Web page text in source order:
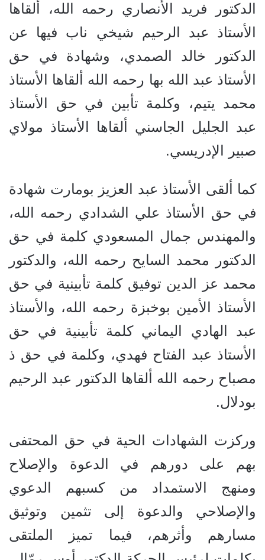
الدكتور فريد الأنصاري رحمه الله، ألقاها
الأستاذ عبد الرحيم شيخي ناب فيها عن
الدكتور خالد الصمدي، وشهادة في حق
الأستاذ عبد الله بها رحمه الله ألقاها الأستاذ
محمد يتيم، وكلمة تأبين في حق الأستاذ
عبد الجليل الجاسني ألقاها الأستاذ مولاي
صبير الإدريسي.
كما ألقى الأستاذ عبد العزيز بومارت شهادة
في حق الأستاذ علي الشدادي رحمه الله،
والمهندس جمال المسعودي كلمة في حق
الدكتور محمد السايح رحمه الله، والدكتور
محمد عز الدين توفيق كلمة تأبينية في حق
الأستاذ الأمين بوخبزة رحمه الله، والأستاذ
عبد الهادي اليماني كلمة تأبينية في حق
الأستاذ عبد الفتاح فهدي، وكلمة في حق ذ
مصباح رحمه الله ألقاها الدكتور عبد الرحيم
بودلال.
وركزت الشهادات الحية في حق المحتفى
بهم على دورهم في الدعوة والإصلاح
ومنهج الاستمداد من كسبهم الدعوي
والإصلاحي والدعوة إلى تثمين وتوثيق
مسارهم وأثرهم، فيما تميز الملتقى